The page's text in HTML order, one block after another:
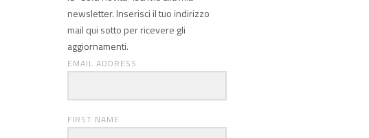
newsletter. Inserisci il tuo indirizzo
mail qui sotto per ricevere gli
aggiornamenti.
EMAIL ADDRESS
FIRST NAME